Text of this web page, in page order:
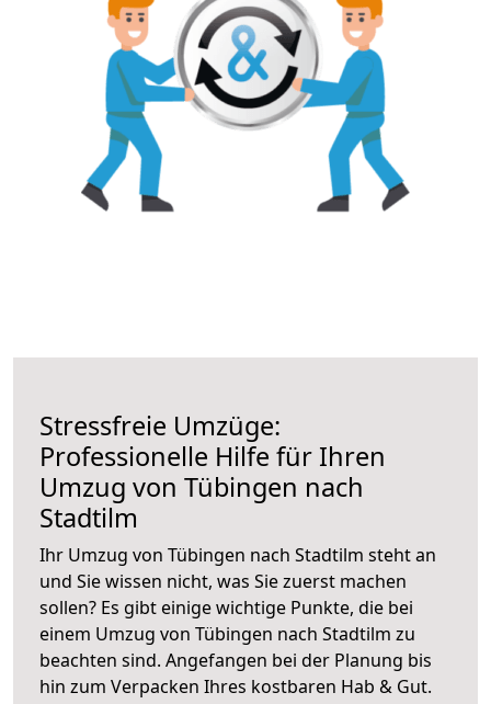
Stressfreie Umzüge:
Professionelle Hilfe für Ihren
Umzug von Tübingen nach
Stadtilm
Ihr Umzug von Tübingen nach Stadtilm steht an
und Sie wissen nicht, was Sie zuerst machen
sollen? Es gibt einige wichtige Punkte, die bei
einem Umzug von Tübingen nach Stadtilm zu
beachten sind. Angefangen bei der Planung bis
hin zum Verpacken Ihres kostbaren Hab & Gut.